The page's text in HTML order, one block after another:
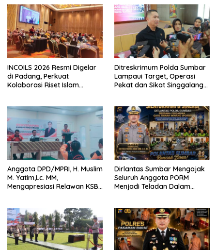
INCOILS 2026 Resmi Digelar
di Padang, Perkuat
Kolaborasi Riset Islam
Ditreskrimum Polda Sumbar
Lampaui Target, Operasi
Pekat dan Sikat Singgalang
Anggota DPD/MPRI, H. Muslim
M. Yatim,Lc. MM,
Mengapresiasi Relawan KSB
Bencana
Dirlantas Sumbar Mengajak
Seluruh Anggota PORM
Menjadi Teladan Dalam
Perlengkapan Keselamatan
Berkendara